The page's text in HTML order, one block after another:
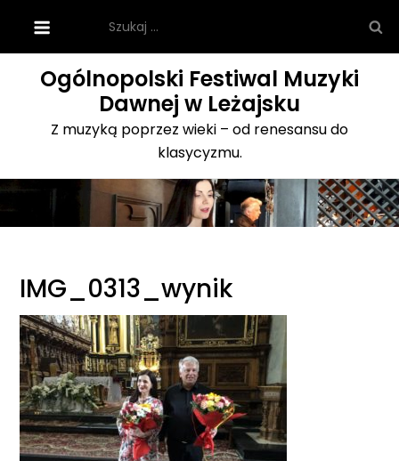
content
Ogólnopolski Festiwal Muzyki
Dawnej w Leżajsku
Z muzyką poprzez wieki – od renesansu do
klasycyzmu.
IMG_0313_wynik